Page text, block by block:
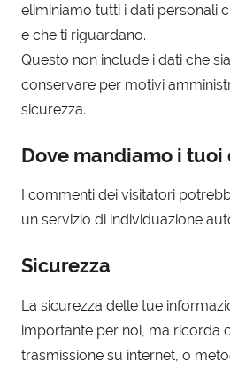
eliminiamo tutti i dati personali
e che ti riguardano.
Questo non include i dati che
conservare per motivi
sicurezza.
Dove mandiamo i tuoi
I commenti dei visitatori
un servizio di individuazione
Sicurezza
La sicurezza delle tue
importante per noi, ma ricorda
trasmissione su internet, o